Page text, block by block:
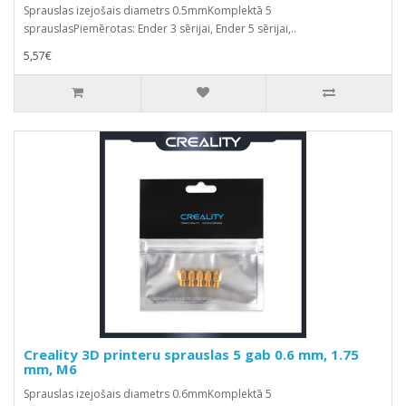
Sprauslas izejošais diametrs 0.5mmKomplektā 5
sprauslasPiemērotas: Ender 3 sērijai, Ender 5 sērijai,..
5,57€
Creality 3D printeru sprauslas 5 gab 0.6 mm, 1.75
mm, M6
Sprauslas izejošais diametrs 0.6mmKomplektā 5